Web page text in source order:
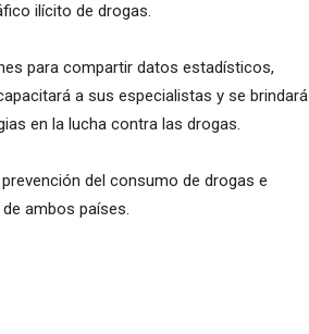
ilícito de drogas.
para compartir datos estadísticos,
a sus especialistas y se brindará
en la lucha contra las drogas.
del consumo de drogas e
ambos países.